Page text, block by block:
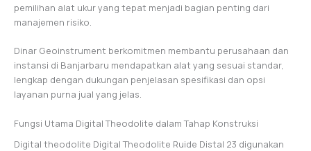
pemilihan alat ukur yang tepat menjadi bagian penting dari
manajemen risiko.
Dinar Geoinstrument berkomitmen membantu perusahaan dan
instansi di Banjarbaru mendapatkan alat yang sesuai standar,
lengkap dengan dukungan penjelasan spesifikasi dan opsi
layanan purna jual yang jelas.
Fungsi Utama Digital Theodolite dalam Tahap Konstruksi
Digital theodolite Digital Theodolite Ruide Distal 23 digunakan